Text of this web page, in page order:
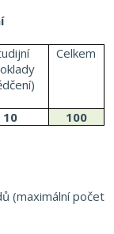
Celkem
10 100
(maximální počet